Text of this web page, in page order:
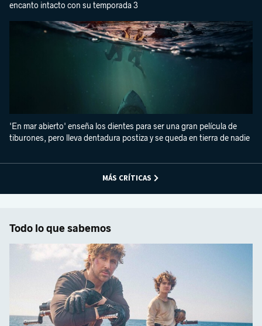
encanto intacto con su temporada 3
'En mar abierto' enseña los dientes para ser una gran película de
tiburones, pero lleva dentadura postiza y se queda en tierra de nadie
MÁS CRÍTICAS
Todo lo que sabemos